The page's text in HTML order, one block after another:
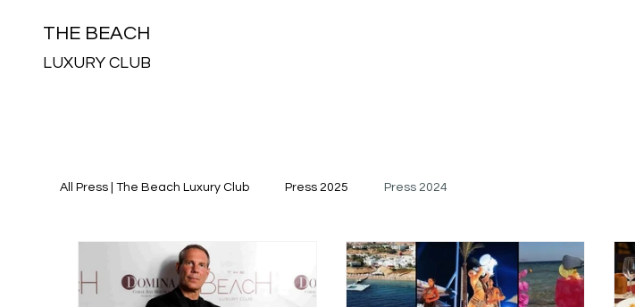
THE BEACH
LUXURY CLUB
All Press | The Beach Luxury Club Press 2025 Press 2024